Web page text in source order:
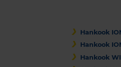
Hankook
Hankook
Hankook